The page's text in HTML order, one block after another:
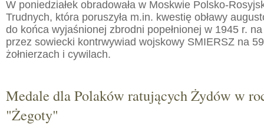
W poniedziałek obradowała w Moskwie Polsko-
Trudnych, która poruszyła m.in. kwestię obławy
do końca wyjaśnionej zbrodni popełnionej w 1945 r.
przez sowiecki kontrwywiad wojskowy SMIERSZ na
żołnierzach i cywilach.
Medale dla Polaków ratujących Żydów w
"Żegoty"